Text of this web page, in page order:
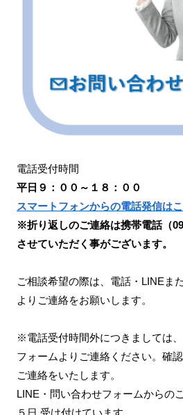
電話受付時間
平日９：００～１８：００
スマートフォンからの電話発信は
※折り返しのご連絡は携帯電話（
させていただく事がございます。
ご相談希望の際は、電話・LINEま
よりご連絡をお願いします。
※電話受付時間外につきましては
フォームよりご連絡ください。確
ご連絡をいたします。
LINE・問い合わせフォームからの